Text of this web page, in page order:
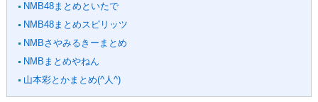
NMB48まとめといたで
NMB48まとめスピリッツ
NMBさやみるきーまとめ
NMBまとめやねん
山本彩とかまとめ(^人^)